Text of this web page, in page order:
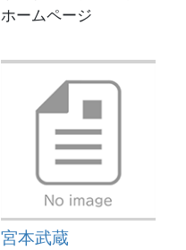
ホームページ
宮本武蔵